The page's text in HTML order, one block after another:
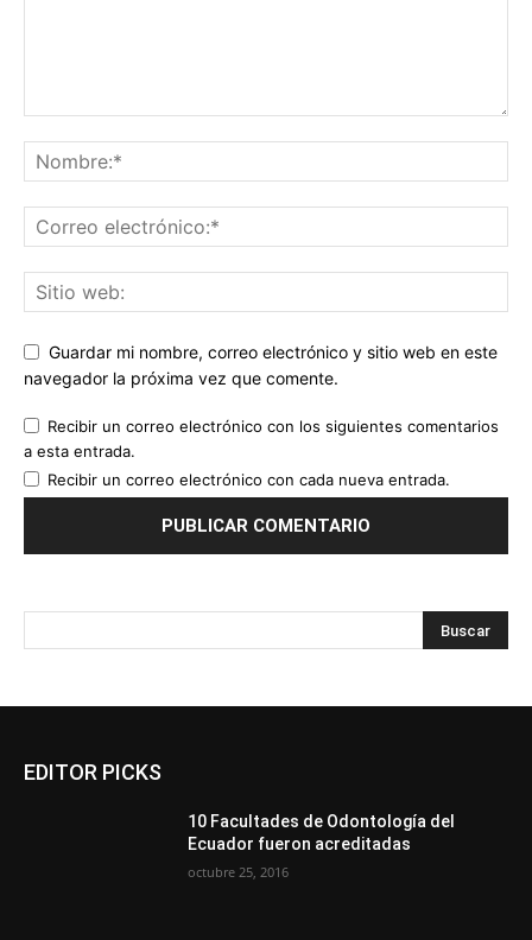
Guardar mi nombre, correo electrónico y sitio web en este
navegador la próxima vez que comente.
Recibir un correo electrónico con los siguientes comentarios
a esta entrada.
Recibir un correo electrónico con cada nueva entrada.
EDITOR PICKS
10 Facultades de Odontología del
Ecuador fueron acreditadas
octubre 25, 2016